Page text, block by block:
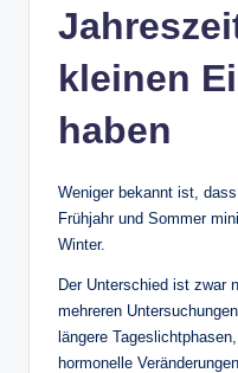
kleinen
haben
Weniger bekannt ist,
Frühjahr und Sommer
Winter.
Der Unterschied ist zwar
mehreren
längere
hormonelle